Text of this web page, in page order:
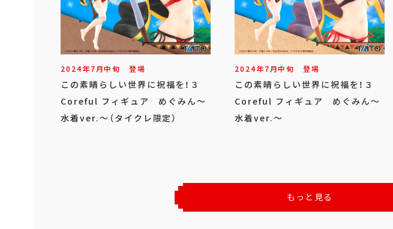
2024年7月中旬 登場
この素晴らしい世界に祝福を！３
Coreful フィギュア めぐみん～
水着ver.～（タイクレ限定）
2024年7月中旬 登場
この素晴らしい世界に祝福を！３
Coreful フィギュア めぐみん～
水着ver.～
もっと見る